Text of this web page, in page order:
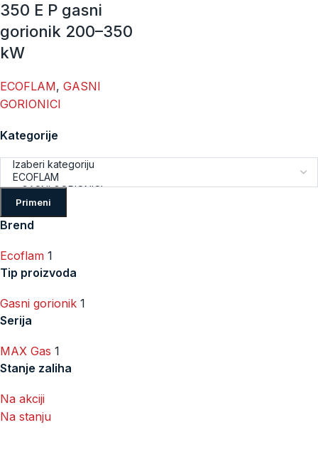
Kategorije
Primeni
Brend
Ecoflam 1
Tip proizvoda
Gasni gorionik 1
Serija
MAX Gas 1
Stanje zaliha
Na akciji
Na stanju
350 E P gasni
gorionik 200–350
kW
ECOFLAM, GASNI
GORIONICI